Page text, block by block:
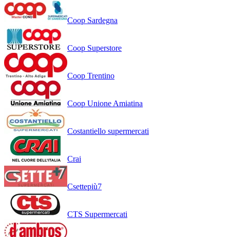
Coop Sardegna
Coop Superstore
Coop Trentino
Coop Unione Amiatina
Costantiello supermercati
Crai
Csettepiù7
CTS Supermercati